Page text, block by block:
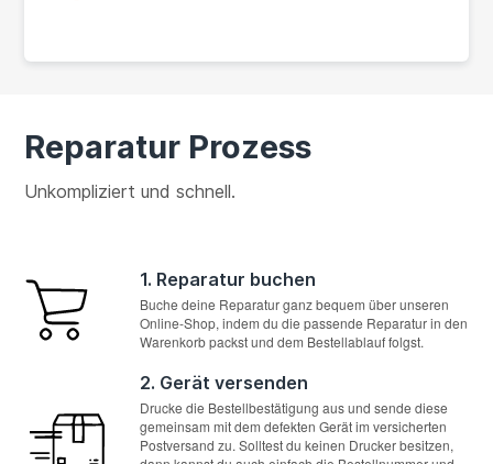
Reparatur Prozess
Unkompliziert und schnell.
1. Reparatur buchen
Buche deine Reparatur ganz bequem über unseren
Online-Shop, indem du die passende Reparatur in den
Warenkorb packst und dem Bestellablauf folgst.
2. Gerät versenden
Drucke die Bestellbestätigung aus und sende diese
gemeinsam mit dem defekten Gerät im versicherten
Postversand zu. Solltest du keinen Drucker besitzen,